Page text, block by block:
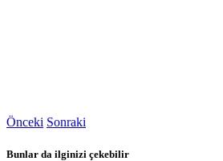
Önceki Sonraki
Bunlar da ilginizi çekebilir